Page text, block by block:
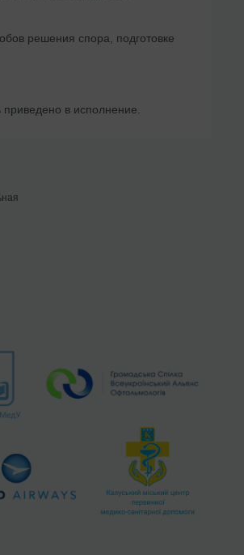
решения спора, подготовке
в исполнение.